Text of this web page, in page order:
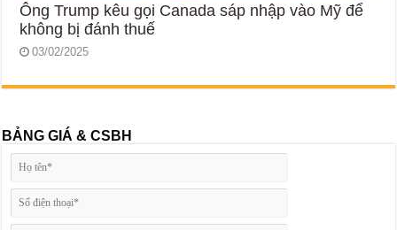
Ông Trump kêu gọi Canada sáp nhập vào Mỹ để
không bị đánh thuế
03/02/2025
BẢNG GIÁ & CSBH